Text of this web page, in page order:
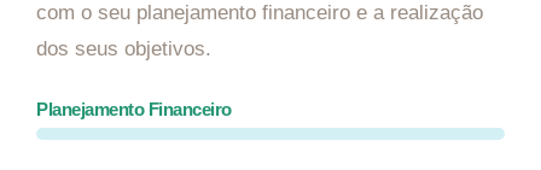
com o seu planejamento financeiro e a realização
dos seus objetivos.
Planejamento Financeiro